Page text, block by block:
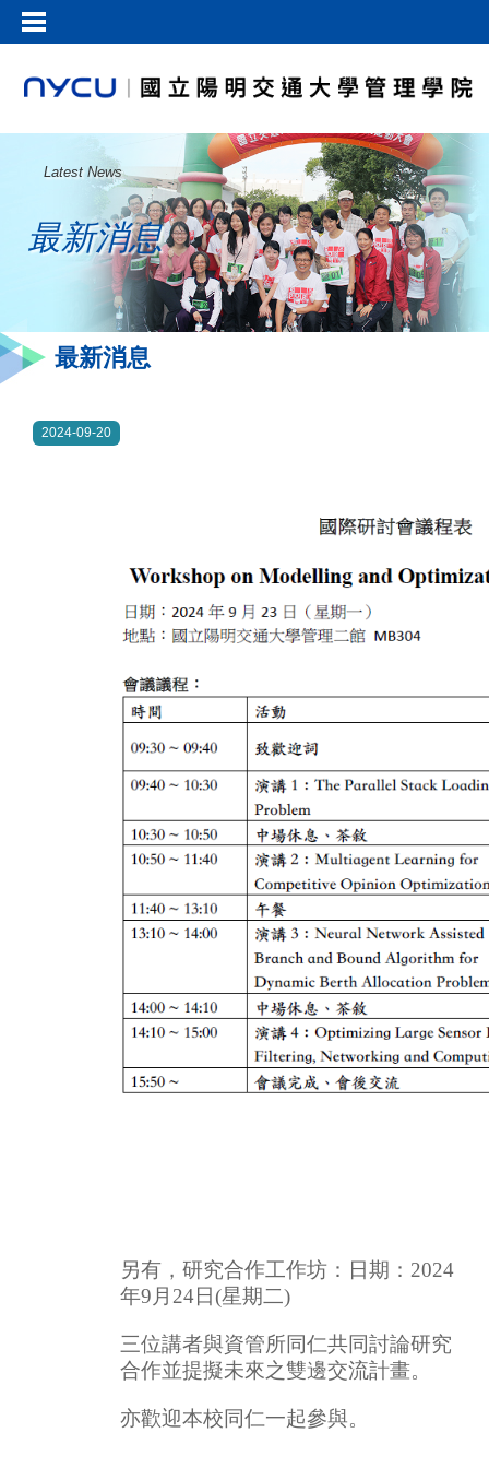
Latest News
最新消息
最新消息
2024-09-20
另有，研究合作⼯作坊：⽇期：2024
年9⽉24⽇(星期⼆)
三位講者與資管所同仁共同討論研究
合作並提擬未來之雙邊交流計畫。
亦歡迎本校同仁一起參與。